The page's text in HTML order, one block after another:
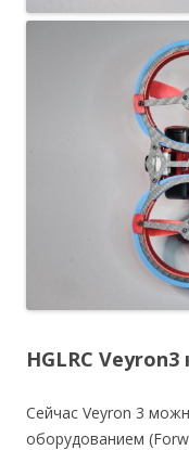
HGLRC
Сейчас Veyron 3
оборудованием